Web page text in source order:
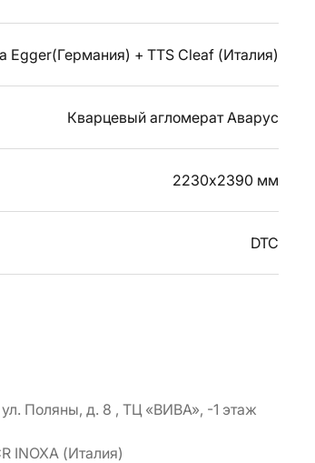
Egger(Германия) + TTS Cleaf (Италия)
Кварцевый агломерат Аварус
2230х2390 мм
DTC
Поляны, д. 8 , ТЦ «ВИВА», -1 этаж
INOXA (Италия)